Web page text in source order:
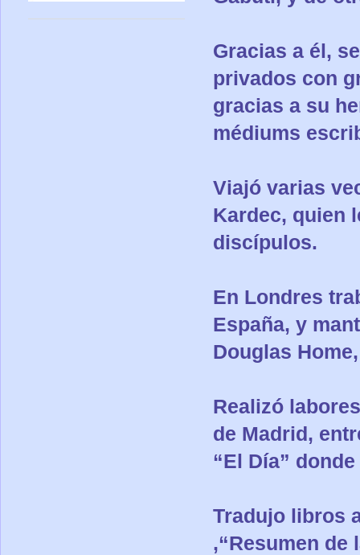
Gracias a él,
privados con
gracias a su
médiums
Viajó varias
Kardec, quien
discípulos.
En Londres
España, y
Douglas
Realizó
de Madrid,
“El Día”
Tradujo libros
,“Resumen de